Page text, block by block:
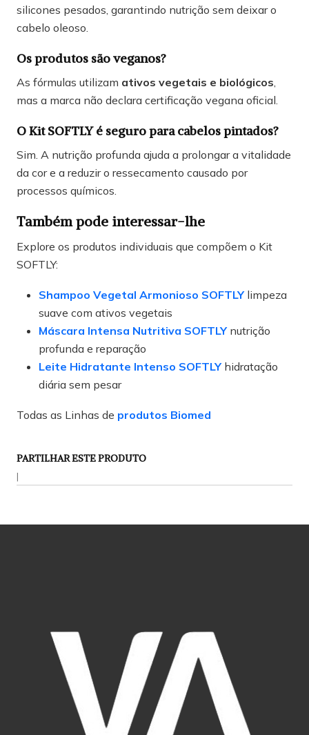
silicones pesados, garantindo nutrição sem deixar o
cabelo oleoso.
Os produtos são veganos?
As fórmulas utilizam ativos vegetais e biológicos,
mas a marca não declara certificação vegana oficial.
O Kit SOFTLY é seguro para cabelos pintados?
Sim. A nutrição profunda ajuda a prolongar a vitalidade
da cor e a reduzir o ressecamento causado por
processos químicos.
Também pode interessar-lhe
Explore os produtos individuais que compõem o Kit
SOFTLY:
Shampoo Vegetal Armonioso SOFTLYlimpeza
suave com ativos vegetais
Máscara Intensa Nutritiva SOFTLYnutrição
profunda e reparação
Leite Hidratante Intenso SOFTLY hidratação
diária sem pesar
Todas as Linhas de produtos Biomed
PARTILHAR ESTE PRODUTO
|